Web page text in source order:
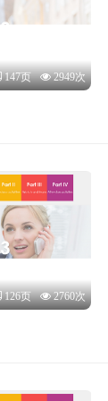
147页 2949次
126页 2760次